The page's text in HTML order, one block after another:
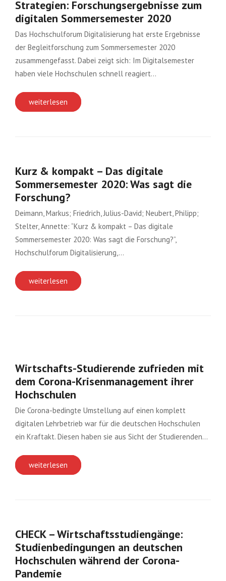
Strategien: Forschungsergebnisse zum
digitalen Sommersemester 2020
Das Hochschulforum Digitalisierung hat erste Ergebnisse
der Begleitforschung zum Sommersemester 2020
zusammengefasst. Dabei zeigt sich: Im Digitalsemester
haben viele Hochschulen schnell reagiert…
weiterlesen
Kurz & kompakt – Das digitale
Sommersemester 2020: Was sagt die
Forschung?
Deimann, Markus; Friedrich, Julius-David; Neubert, Philipp;
Stelter, Annette: “Kurz & kompakt – Das digitale
Sommersemester 2020: Was sagt die Forschung?”,
Hochschulforum Digitalisierung,…
weiterlesen
Wirtschafts-Studierende zufrieden mit
dem Corona-Krisenmanagement ihrer
Hochschulen
Die Corona-bedingte Umstellung auf einen komplett
digitalen Lehrbetrieb war für die deutschen Hochschulen
ein Kraftakt. Diesen haben sie aus Sicht der Studierenden…
weiterlesen
CHECK – Wirtschaftsstudiengänge:
Studienbedingungen an deutschen
Hochschulen während der Corona-
Pandemie